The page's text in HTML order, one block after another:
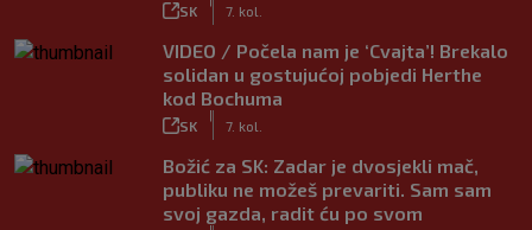
SK 7. kol.
VIDEO / Počela nam je ‘Cvajta’! Brekalo
solidan u gostujućoj pobjedi Herthe
kod Bochuma
SK 7. kol.
Božić za SK: Zadar je dvosjekli mač,
publiku ne možeš prevariti. Sam sam
svoj gazda, radit ću po svom